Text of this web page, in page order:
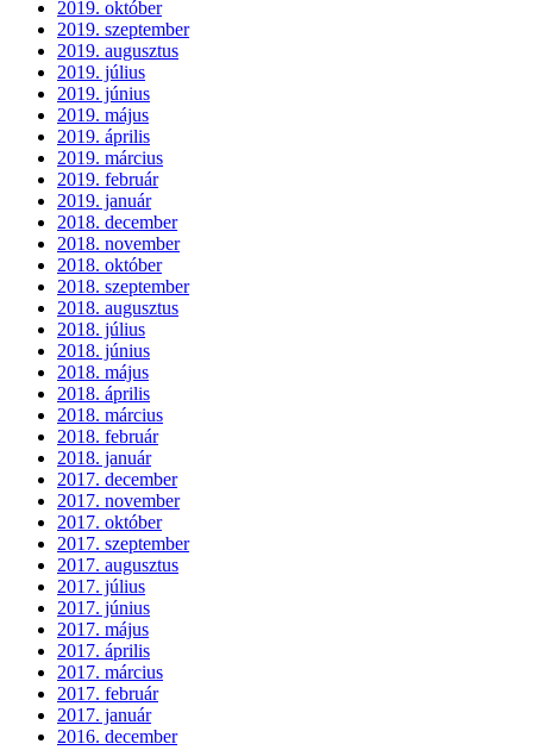
2019. október
2019. szeptember
2019. augusztus
2019. július
2019. június
2019. május
2019. április
2019. március
2019. február
2019. január
2018. december
2018. november
2018. október
2018. szeptember
2018. augusztus
2018. július
2018. június
2018. május
2018. április
2018. március
2018. február
2018. január
2017. december
2017. november
2017. október
2017. szeptember
2017. augusztus
2017. július
2017. június
2017. május
2017. április
2017. március
2017. február
2017. január
2016. december